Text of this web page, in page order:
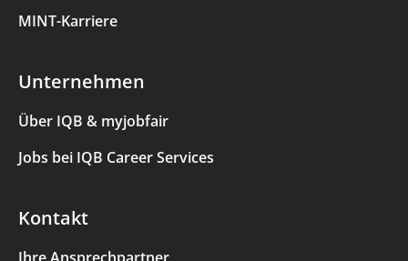
MINT-Karriere
Unternehmen
Über IQB & myjobfair
Jobs bei IQB Career Services
Kontakt
Ihre Ansprechpartner